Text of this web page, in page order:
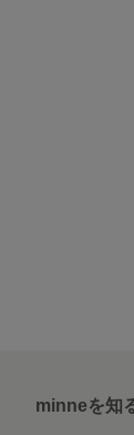
minneを知